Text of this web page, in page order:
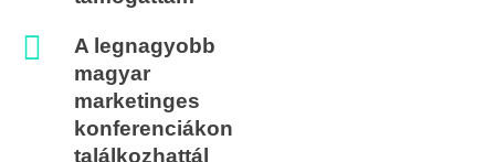
A legnagyobb
magyar
marketinges
konferenciákon
találkozhattál